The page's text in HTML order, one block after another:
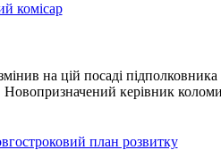
комісар
на цій посаді підполковника
Новопризначений керівник
план розвитку